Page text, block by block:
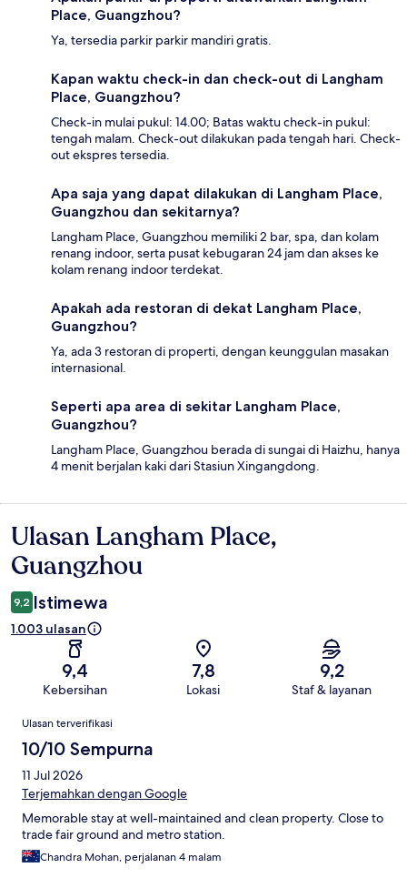
Place, Guangzhou?
Ya, tersedia parkir parkir mandiri gratis.
Kapan waktu check-in dan check-out di Langham
Place, Guangzhou?
Check-in mulai pukul: 14.00; Batas waktu check-in pukul:
tengah malam. Check-out dilakukan pada tengah hari. Check-
out ekspres tersedia.
Apa saja yang dapat dilakukan di Langham Place,
Guangzhou dan sekitarnya?
Langham Place, Guangzhou memiliki 2 bar, spa, dan kolam
renang indoor, serta pusat kebugaran 24 jam dan akses ke
kolam renang indoor terdekat.
Apakah ada restoran di dekat Langham Place,
Guangzhou?
Ya, ada 3 restoran di properti, dengan keunggulan masakan
internasional.
Seperti apa area di sekitar Langham Place,
Guangzhou?
Langham Place, Guangzhou berada di sungai di Haizhu, hanya
4 menit berjalan kaki dari Stasiun Xingangdong.
Ulasan
Ulasan Langham Place,
Guangzhou
9,2 Istimewa
1.003 ulasan
9,4
Kebersihan
7,8
Lokasi
9,2
Staf & layanan
Ulasan
Ulasan terverifikasi
10/10 Sempurna
11 Jul 2026
Terjemahkan dengan Google
Memorable stay at well-maintained and clean property. Close to
trade fair ground and metro station.
Chandra Mohan, perjalanan 4 malam